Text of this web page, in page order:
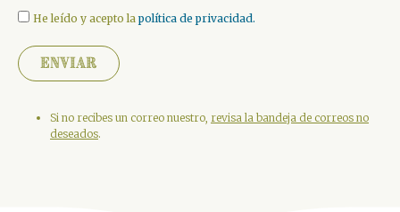
He leído y acepto lapolítica de privacidad.
Enviar
Si no recibes un correo nuestro, revisa la bandeja de correos no
deseados.